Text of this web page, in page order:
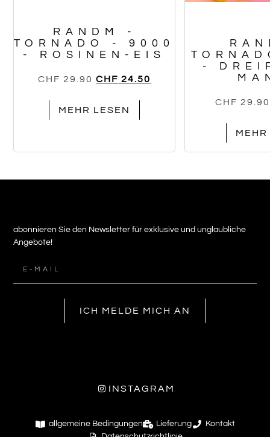
RANDM -
TORNADO - 9000
- ROSINEN-EIS
CHF 29.90 CHF 24.50
MEHR LESEN
-
CHF 29.90
abonnieren Sie den Newsletter für exklusive und unglaubliche
Angebote!
ICH MELDE MICH AN
INSTAGRAM
allgemeine Bedingungen Lieferung
Kontakt